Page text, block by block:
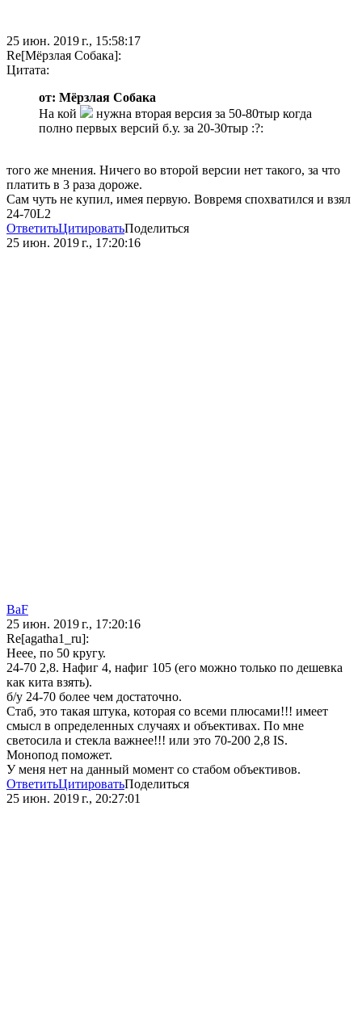
25 июн. 2019 г., 15:58:17
Re[Мёрзлая Собака]:
Цитата:
от: Мёрзлая Собака
На кой
нужна вторая версия за 50-80тыр когда
полно первых версий б.у. за 20-30тыр :?:
того же мнения. Ничего во второй версии нет такого, за что
платить в 3 раза дороже.
Сам чуть не купил, имея первую. Вовремя спохватился и взял
24-70L2
ОтветитьЦитироватьПоделиться
25 июн. 2019 г., 17:20:16
BaF
25 июн. 2019 г., 17:20:16
Re[agatha1_ru]:
Неее, по 50 кругу.
24-70 2,8. Нафиг 4, нафиг 105 (его можно только по дешевка
как кита взять).
б/у 24-70 более чем достаточно.
Стаб, это такая штука, которая со всеми плюсами!!! имеет
смысл в определенных случаях и объективах. По мне
светосила и стекла важнее!!! или это 70-200 2,8 IS.
Монопод поможет.
У меня нет на данный момент со стабом объективов.
ОтветитьЦитироватьПоделиться
25 июн. 2019 г., 20:27:01